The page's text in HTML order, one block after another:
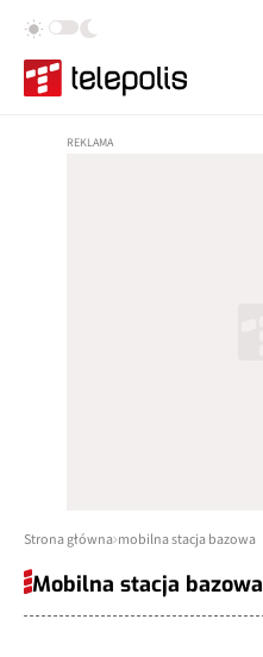
Strona główna mobilna stacja bazowa
Mobilna stacja bazowa